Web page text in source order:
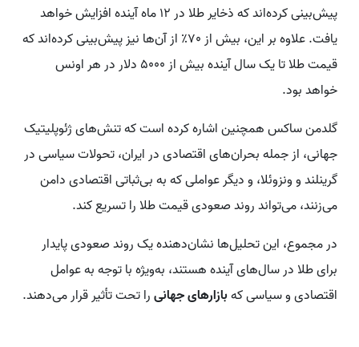
پیش‌بینی کرده‌اند که ذخایر طلا در 12 ماه آینده افزایش خواهد
یافت. علاوه بر این، بیش از 70٪ از آن‌ها نیز پیش‌بینی کرده‌اند که
قیمت طلا تا یک سال آینده بیش از 5000 دلار در هر اونس
خواهد بود.
گلدمن ساکس همچنین اشاره کرده است که تنش‌های ژئوپلیتیک
جهانی، از جمله بحران‌های اقتصادی در ایران، تحولات سیاسی در
گرینلند و ونزوئلا، و دیگر عواملی که به بی‌ثباتی اقتصادی دامن
می‌زنند، می‌تواند روند صعودی قیمت طلا را تسریع کند.
در مجموع، این تحلیل‌ها نشان‌دهنده یک روند صعودی پایدار
برای طلا در سال‌های آینده هستند، به‌ویژه با توجه به عوامل
اقتصادی و سیاسی کهبازارهای جهانیرا تحت تأثیر قرار می‌دهند.